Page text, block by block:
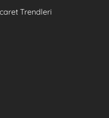
Trendleri